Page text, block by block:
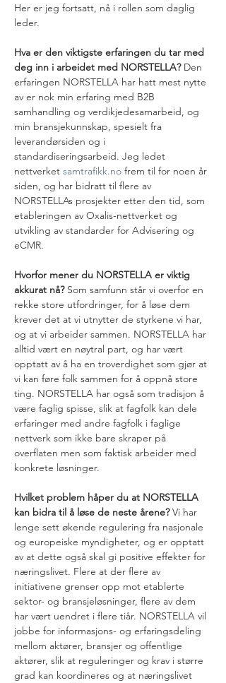
Her er jeg fortsatt, nå i rollen som daglig
leder.
Hva er den viktigste erfaringen du tar med
deg inn i arbeidet med NORSTELLA? Den
erfaringen NORSTELLA har hatt mest nytte
av er nok min erfaring med B2B
samhandling og verdikjedesamarbeid, og
min bransjekunnskap, spesielt fra
leverandørsiden og i
standardiseringsarbeid. Jeg ledet
nettverket samtrafikk.no frem til for noen år
siden, og har bidratt til flere av
NORSTELLAs prosjekter etter den tid, som
etableringen av Oxalis-nettverket og
utvikling av standarder for Advisering og
eCMR.
Hvorfor mener du NORSTELLA er viktig
akkurat nå? Som samfunn står vi overfor en
rekke store utfordringer, for å løse dem
krever det at vi utnytter de styrkene vi har,
og at vi arbeider sammen. NORSTELLA har
alltid vært en nøytral part, og har vært
opptatt av å ha en troverdighet som gjør at
vi kan føre folk sammen for å oppnå store
ting. NORSTELLA har også som tradisjon å
være faglig spisse, slik at fagfolk kan dele
erfaringer med andre fagfolk i faglige
nettverk som ikke bare skraper på
overflaten men som faktisk arbeider med
konkrete løsninger.
Hvilket problem håper du at NORSTELLA
kan bidra til å løse de neste årene? Vi har
lenge sett økende regulering fra nasjonale
og europeiske myndigheter, og er opptatt
av at dette også skal gi positive effekter for
næringslivet. Flere at der flere av
initiativene grenser opp mot etablerte
sektor- og bransjeløsninger, flere av dem
har vært uendret i flere tiår. NORSTELLA vil
jobbe for informasjons- og erfaringsdeling
mellom aktører, bransjer og offentlige
aktører, slik at reguleringer og krav i større
grad kan koordineres og at næringslivet